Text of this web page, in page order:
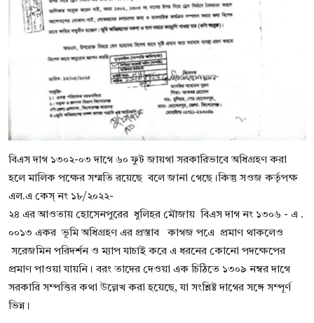
বিএস দাগ ১৩০২-০৩ দাগে ৬০ ফুট জায়গা সরকারিভাবে অধিগ্রহণ করা
হলে মালিক পক্ষের সম্মতি রয়েছে বলে জানা গেছে।কিন্তু সওজ কর্তৃপক্ষ
এল.এ কেস্ নং ১৮/২০২২-
২৪ এর আওতায় হোসেনপুরের ধুলিহর মৌজায় বিএস দাগ নং ১৩০৬ - এ .
০০১৩ একর ভূমি অধিগ্রহণ এর প্রস্তাব কাগজ পএে প্রমাণ থাকলেও
সরেজমিন পরিদর্শন ও ম্যাপ যাচাই করে এ ধরনের কোনো পদক্ষেপের
প্রমাণ পাওয়া যায়নি। বরং তাদের দেওয়া এক চিঠিতে ১৩০৯ নম্বর দাগে
সরকারি সম্পত্তির কথা উল্লেখ করা হয়েছে, যা সংশ্লিষ্ট দাগের সঙ্গে সম্পূর্ণ
ভিন্ন।